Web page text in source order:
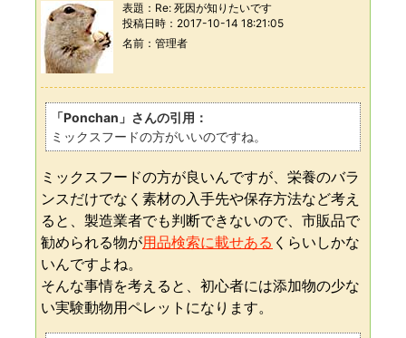
表題： Re: 死因が知りたいです
投稿日時： 2017-10-14 18:21:05
名前
管理者
「Ponchan」さんの引用：
ミックスフードの方がいいのですね。
ミックスフードの方が良いんですが、栄養のバラ
ンスだけでなく素材の入手先や保存方法など考え
ると、製造業者でも判断できないので、市販品で
勧められる物が用品検索に載せある くらいしかな
いんですよね。
そんな事情を考えると、初心者には添加物の少な
い実験動物用ペレットになります。